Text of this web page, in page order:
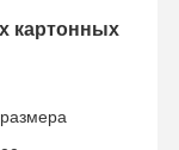
картонных